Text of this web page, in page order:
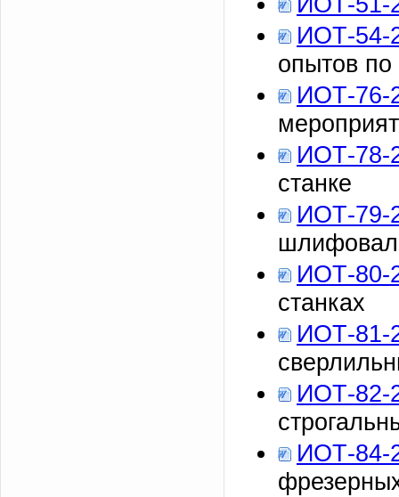
ИОТ-54-
опытов
ИОТ-76-
ИОТ-78-
станке
ИОТ-79-
ИОТ-80-
станках
ИОТ-81-
ИОТ-82-
ИОТ-84-